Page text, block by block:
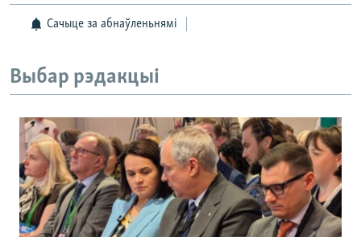
Сачыце за абнаўленьнямі
Выбар рэдакцыі